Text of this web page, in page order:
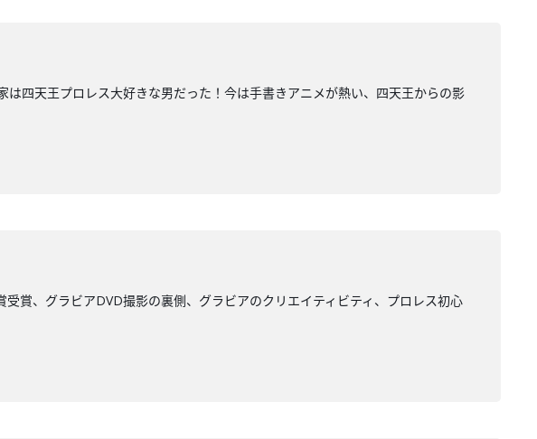
四天王プロレス大好きな男だった！今は手書きアニメが熱い、四天王からの影
賞、グラビアDVD撮影の裏側、グラビアのクリエイティビティ、プロレス初心